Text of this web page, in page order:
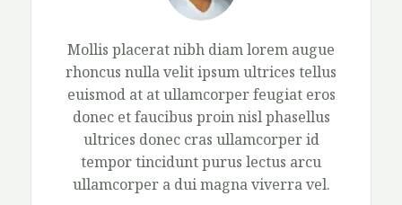
Mollis placerat nibh diam lorem augue
rhoncus nulla velit ipsum ultrices tellus
euismod at at ullamcorper feugiat eros
donec et faucibus proin nisl phasellus
ultrices donec cras ullamcorper id
tempor tincidunt purus lectus arcu
ullamcorper a dui magna viverra vel.​